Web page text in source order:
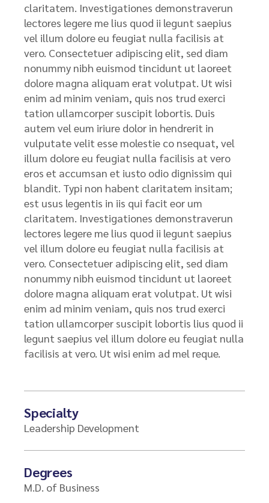
claritatem. Investigationes demonstraverun
lectores legere me lius quod ii legunt saepius
vel illum dolore eu feugiat nulla facilisis at
vero. Consectetuer adipiscing elit, sed diam
nonummy nibh euismod tincidunt ut laoreet
dolore magna aliquam erat volutpat. Ut wisi
enim ad minim veniam, quis nos trud exerci
tation ullamcorper suscipit lobortis. Duis
autem vel eum iriure dolor in hendrerit in
vulputate velit esse molestie co nsequat, vel
illum dolore eu feugiat nulla facilisis at vero
eros et accumsan et iusto odio dignissim qui
blandit. Typi non habent claritatem insitam;
est usus legentis in iis qui facit eor um
claritatem. Investigationes demonstraverun
lectores legere me lius quod ii legunt saepius
vel illum dolore eu feugiat nulla facilisis at
vero. Consectetuer adipiscing elit, sed diam
nonummy nibh euismod tincidunt ut laoreet
dolore magna aliquam erat volutpat. Ut wisi
enim ad minim veniam, quis nos trud exerci
tation ullamcorper suscipit lobortis lius quod ii
legunt saepius vel illum dolore eu feugiat nulla
facilisis at vero. Ut wisi enim ad mel reque.
Specialty
Leadership Development
Degrees
M.D. of Business